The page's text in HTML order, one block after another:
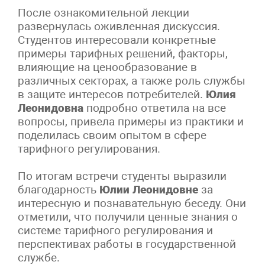
После ознакомительной лекции
развернулась оживленная дискуссия.
Студентов интересовали конкретные
примеры тарифных решений, факторы,
влияющие на ценообразование в
различных секторах, а также роль службы
в защите интересов потребителей. Юлия
Леонидовна подробно ответила на все
вопросы, привела примеры из практики и
поделилась своим опытом в сфере
тарифного регулирования.
По итогам встречи студенты выразили
благодарность Юлии Леонидовне за
интересную и познавательную беседу. Они
отметили, что получили ценные знания о
системе тарифного регулирования и
перспективах работы в государственной
службе.